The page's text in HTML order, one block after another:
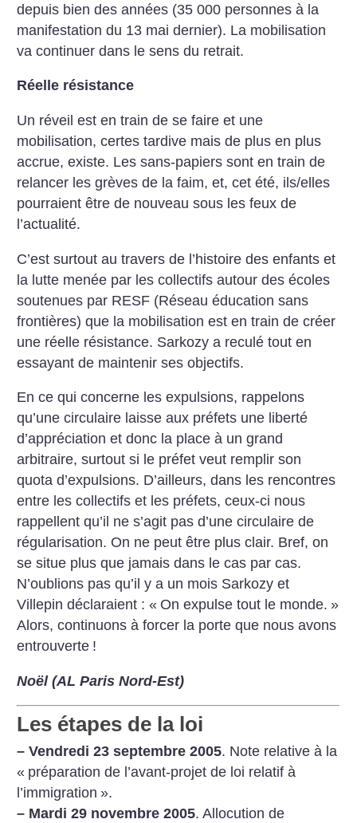
depuis bien des années (35 000 personnes à la
manifestation du 13 mai dernier). La mobilisation
va continuer dans le sens du retrait.
Réelle résistance
Un réveil est en train de se faire et une
mobilisation, certes tardive mais de plus en plus
accrue, existe. Les sans-papiers sont en train de
relancer les grèves de la faim, et, cet été, ils/elles
pourraient être de nouveau sous les feux de
l’actualité.
C’est surtout au travers de l’histoire des enfants et
la lutte menée par les collectifs autour des écoles
soutenues par RESF (Réseau éducation sans
frontières) que la mobilisation est en train de créer
une réelle résistance. Sarkozy a reculé tout en
essayant de maintenir ses objectifs.
En ce qui concerne les expulsions, rappelons
qu’une circulaire laisse aux préfets une liberté
d’appréciation et donc la place à un grand
arbitraire, surtout si le préfet veut remplir son
quota d’expulsions. D’ailleurs, dans les rencontres
entre les collectifs et les préfets, ceux-ci nous
rappellent qu’il ne s’agit pas d’une circulaire de
régularisation. On ne peut être plus clair. Bref, on
se situe plus que jamais dans le cas par cas.
N’oublions pas qu’il y a un mois Sarkozy et
Villepin déclaraient : « On expulse tout le monde. »
Alors, continuons à forcer la porte que nous avons
entrouverte !
Noël (AL Paris Nord-Est)
Les étapes de la loi
– Vendredi 23 septembre 2005. Note relative à la
« préparation de l’avant-projet de loi relatif à
l’immigration ».
– Mardi 29 novembre 2005. Allocution de